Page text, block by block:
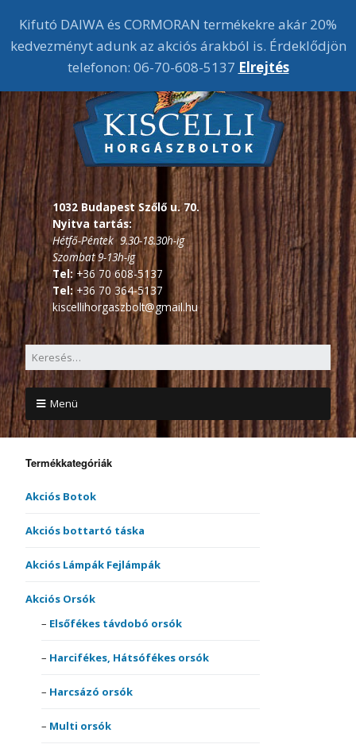
1032 Budapest Szőlő u. 70.
Nyitva tartás:
Hétfő-Péntek 9.30-18.30h-ig
Szombat 9-13h-ig
Tel:+36 70 608-5137
Tel: +36 70 364-5137
kiscellihorgaszbolt@gmail.hu
Menü
Termékkategóriák
Akciós Botok
Akciós bottartó táska
Akciós Lámpák Fejlámpák
Akciós Orsók
Elsőfékes távdobó orsók
Harcifékes, Hátsófékes orsók
Harcsázó orsók
Multi orsók
Kifutó DAIWA és CORMORAN termékekre akár 20%
kedvezményt adunk az akciós árakból is. Érdeklődjön
telefonon: 06-70-608-5137 Elrejtés